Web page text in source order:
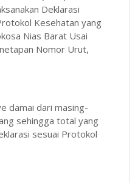
Deklarasi
Kesehatan yang
Nias Barat Usai
Nomor Urut,
damai dari masing-
sehingga total yang
sesuai Protokol